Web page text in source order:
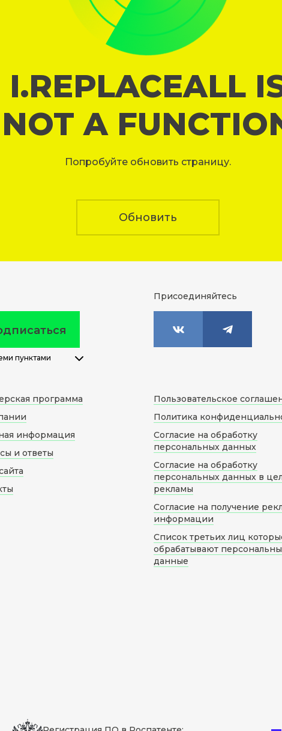
I.REPLACEALL
NOT A
Попробуйте обновить страницу.
Обновить
пунктами
Присоединяйтесь
программа
информация
и ответы
Пользовательское
Политика
Согласие на обработку
персональных данных
Согласие на обработку
персональных данных в
рекламы
Согласие на получение
информации
Список третьих лиц
обрабатывают
данные